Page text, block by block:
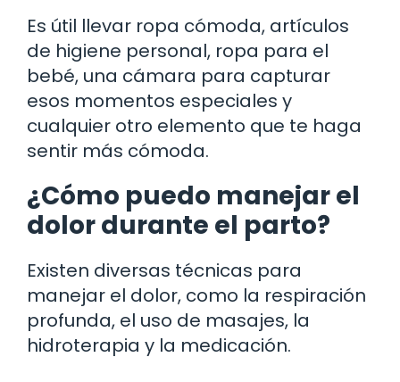
Es útil llevar ropa cómoda, artículos
de higiene personal, ropa para el
bebé, una cámara para capturar
esos momentos especiales y
cualquier otro elemento que te haga
sentir más cómoda.
¿Cómo puedo manejar el
dolor durante el parto?
Existen diversas técnicas para
manejar el dolor, como la respiración
profunda, el uso de masajes, la
hidroterapia y la medicación.